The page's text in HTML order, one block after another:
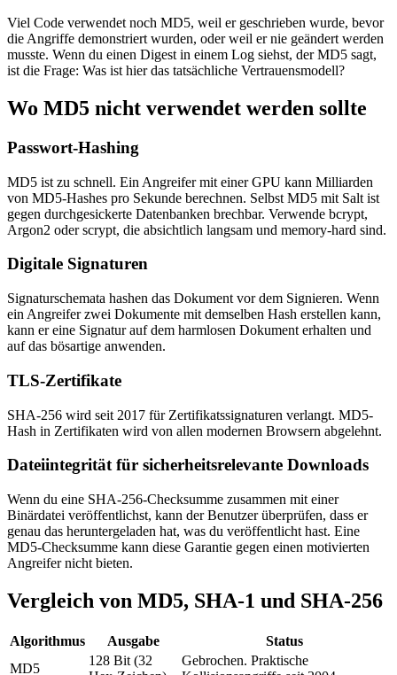
Viel Code verwendet noch MD5, weil er geschrieben wurde, bevor
die Angriffe demonstriert wurden, oder weil er nie geändert werden
musste. Wenn du einen Digest in einem Log siehst, der MD5 sagt,
ist die Frage: Was ist hier das tatsächliche Vertrauensmodell?
Wo MD5 nicht verwendet werden sollte
Passwort-Hashing
MD5 ist zu schnell. Ein Angreifer mit einer GPU kann Milliarden
von MD5-Hashes pro Sekunde berechnen. Selbst MD5 mit Salt ist
gegen durchgesickerte Datenbanken brechbar. Verwende bcrypt,
Argon2 oder scrypt, die absichtlich langsam und memory-hard sind.
Digitale Signaturen
Signaturschemata hashen das Dokument vor dem Signieren. Wenn
ein Angreifer zwei Dokumente mit demselben Hash erstellen kann,
kann er eine Signatur auf dem harmlosen Dokument erhalten und
auf das bösartige anwenden.
TLS-Zertifikate
SHA-256 wird seit 2017 für Zertifikatssignaturen verlangt. MD5-
Hash in Zertifikaten wird von allen modernen Browsern abgelehnt.
Dateiintegrität für sicherheitsrelevante Downloads
Wenn du eine SHA-256-Checksumme zusammen mit einer
Binärdatei veröffentlichst, kann der Benutzer überprüfen, dass er
genau das heruntergeladen hat, was du veröffentlicht hast. Eine
MD5-Checksumme kann diese Garantie gegen einen motivierten
Angreifer nicht bieten.
Vergleich von MD5, SHA-1 und SHA-256
Algorithmus Ausgabe
Status
MD5
128 Bit (32
Gebrochen. Praktische